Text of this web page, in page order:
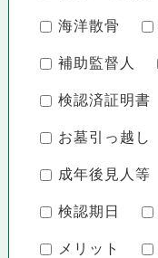
海洋散骨
補助監督人
検認済証明書
お墓引っ越し
成年後見人等
検認期日
メリット